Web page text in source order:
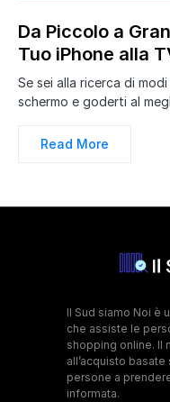
Da Piccolo a
Tuo iPhone alla
Se sei alla ricerca di
schermo e goderti al
Read More
Il Sud siamo Noi è
che assiste le
shopping online. Il
all’acquisto
persone a
informata.